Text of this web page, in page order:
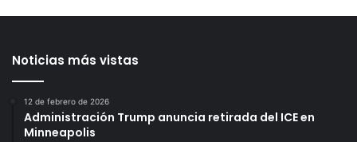
Noticias más vistas
12 de febrero de 2026
Administración Trump anuncia retirada del ICE en
Minneapolis